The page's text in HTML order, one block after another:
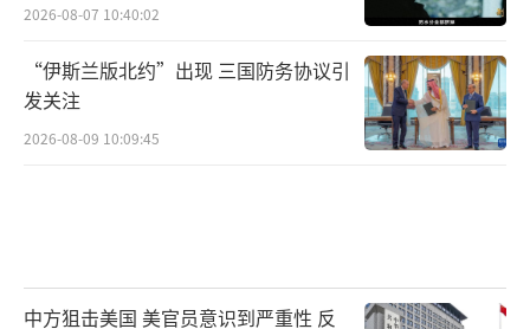
2026-08-07 10:40:02
“伊斯兰版北约”出现 三国防务协议引
发关注
2026-08-09 10:09:45
中方狙击美国 美官员意识到严重性 反